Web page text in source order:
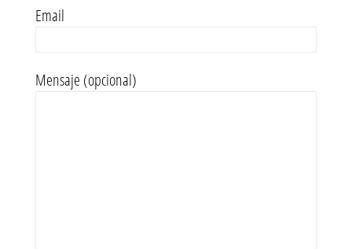
Email
Mensaje (opcional)